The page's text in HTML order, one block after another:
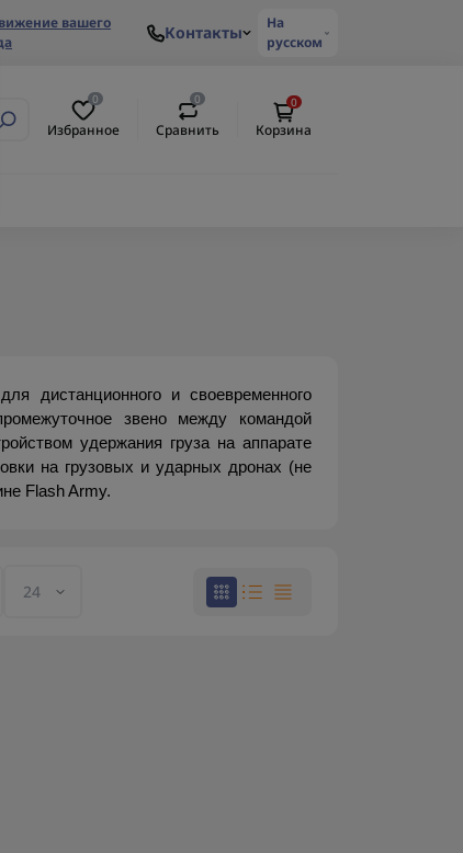
вашего
Контакты
На
русском
0
Избранное
0
Сравнить
0
Корзина
дистанционного и своевременного
звено между командой
удержания груза на аппарате
на грузовых и ударных дронах (не
Flash Army.